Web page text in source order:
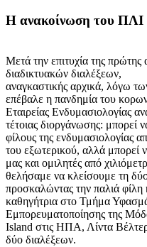
Η ανακοίνωση του ΠΛΙ
Μετά την επιτυχία της πρώτης
διαδικτυακών διαλέξεων,
αναγκαστικής αρχικά, λόγω
επέβαλε η πανδημία του
Εταιρείας Ενδυμασιολογίας
τέτοιας διοργάνωσης: μπορεί
φίλους της ενδυμασιολογίας
του εξωτερικού, αλλά μπορεί
μας και ομιλητές από
θελήσαμε να κλείσουμε τη
προσκαλώντας την παλιά
καθηγήτρια στο Τμήμα
Εμπορευματοποίησης της
Island στις ΗΠΑ, Λίντα
δύο διαλέξεων.